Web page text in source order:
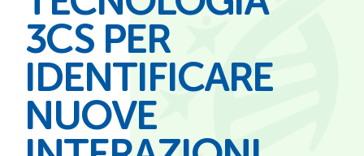
3CS PER
IDENTIFICARE
NUOVE